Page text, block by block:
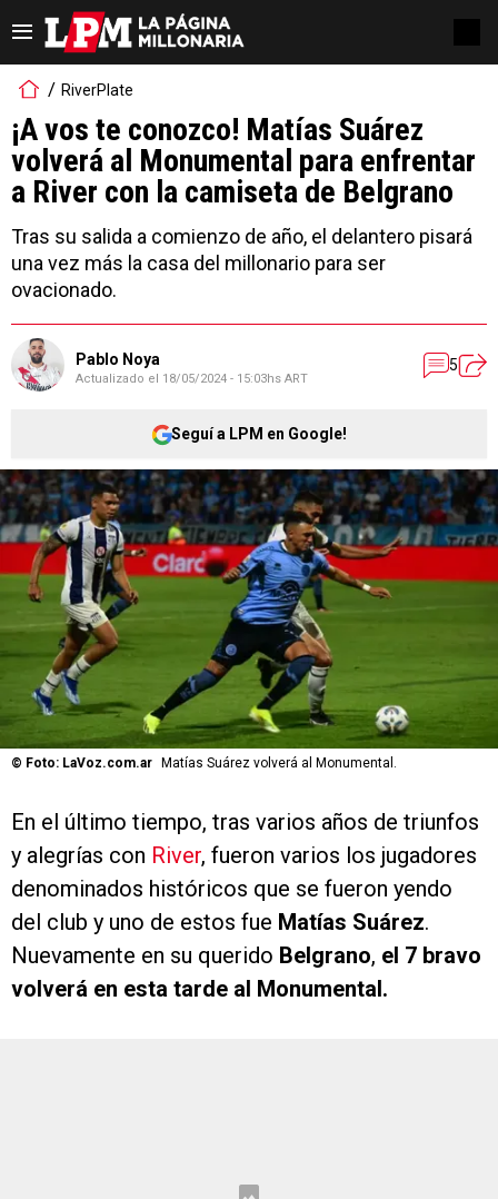
RiverPlate
¡A vos te conozco! Matías Suárez
volverá al Monumental para enfrentar
a River con la camiseta de Belgrano
Tras su salida a comienzo de año, el delantero pisará
una vez más la casa del millonario para ser
ovacionado.
Pablo Noya
Actualizado el 18/05/2024 - 15:03hs ART
5
Seguí a LPM en Google!
© Foto: LaVoz.com.ar Matías Suárez volverá al Monumental.
En el último tiempo, tras varios años de triunfos
y alegrías con River, fueron varios los jugadores
denominados históricos que se fueron yendo
del club y uno de estos fue Matías Suárez.
Nuevamente en su querido Belgrano, el 7 bravo
volverá en esta tarde al Monumental.